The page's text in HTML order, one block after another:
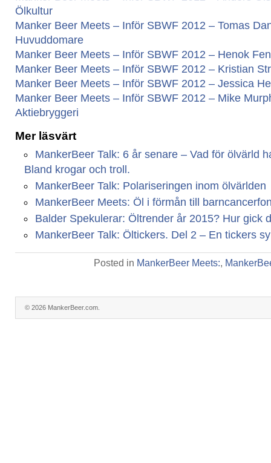
Ölkultur
Manker Beer Meets – Inför SBWF 2012 – Tomas
Huvuddomare
Manker Beer Meets – Inför SBWF 2012 – Henok
Manker Beer Meets – Inför SBWF 2012 – Kristian
Manker Beer Meets – Inför SBWF 2012 – Jessica
Manker Beer Meets – Inför SBWF 2012 – Mike
Aktiebryggeri
Mer läsvärt
MankerBeer Talk: 6 år senare – Vad för ölvärld
Bland krogar och troll.
MankerBeer Talk: Polariseringen inom ölvärlden
MankerBeer Meets: Öl i förmån till
Balder Spekulerar: Öltrender år 2015? Hur gick
MankerBeer Talk: Öltickers. Del 2 – En tickers
Posted in MankerBeer Meets:,
© 2026 MankerBeer.com.